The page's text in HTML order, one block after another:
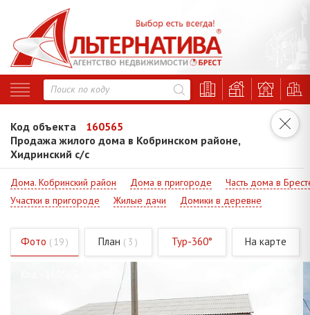
Код объекта
160565
Продажа жилого дома в Кобринском районе,
Хидринский с/с
Дома. Кобринский район Дома в пригороде
Часть дома в
Участки в пригороде
Жилые дачи Домики в деревне
Фото ( 19 ) План ( 3 ) Тур-360° На карте